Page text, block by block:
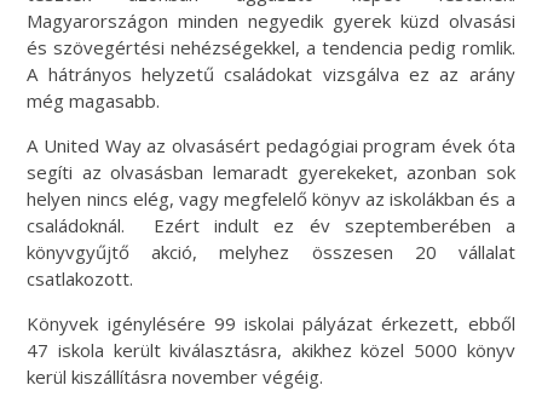
Magyarországon minden negyedik gyerek küzd olvasási
és szövegértési nehézségekkel, a tendencia pedig romlik.
A hátrányos helyzetű családokat vizsgálva ez az arány
még magasabb.
A United Way az olvasásért pedagógiai program évek óta
segíti az olvasásban lemaradt gyerekeket, azonban sok
helyen nincs elég, vagy megfelelő könyv az iskolákban és a
családoknál. Ezért indult ez év szeptemberében a
könyvgyűjtő akció, melyhez összesen 20 vállalat
csatlakozott.
Könyvek igénylésére 99 iskolai pályázat érkezett, ebből
47 iskola került kiválasztásra, akikhez közel 5000 könyv
kerül kiszállításra november végéig.